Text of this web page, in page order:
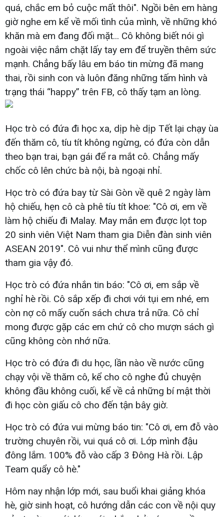
quá, chắc em bỏ cuộc mất thôi". Ngồi bên em hàng
giờ nghe em kể về mối tình của mình, về những khó
khăn mà em đang đối mặt... Cô không biết nói gì
ngoài việc nắm chặt lấy tay em để truyền thêm sức
mạnh. Chẳng bấy lâu em báo tin mừng đã mang
thai, rồi sinh con và luôn đăng những tấm hình và
trạng thái “happy” trên FB, cô thấy tạm an lòng.
Học trò có đứa đi học xa, dịp hè dịp Tết lại chạy ùa
đến thăm cô, tíu tít không ngừng, có đứa còn dẫn
theo bạn trai, bạn gái để ra mắt cô. Chẳng mấy
chốc cô lên chức bà nội, bà ngoại nhỉ.
Học trò có đứa bay từ Sài Gòn về quê 2 ngày làm
hộ chiếu, hẹn cô cà phê tíu tít khoe: "Cô ơi, em về
làm hộ chiếu đi Malay. May mắn em được lọt top
20 sinh viên Việt Nam tham gia Diễn đàn sinh viên
ASEAN 2019". Cô vui như thể mình cũng được
tham gia vậy đó.
Học trò có đứa nhắn tin báo: "Cô ơi, em sắp về
nghỉ hè rồi. Cô sắp xếp đi chơi với tụi em nhé, em
còn nợ cô mấy cuốn sách chưa trả nữa. Cô chỉ
mong được gặp các em chứ cô cho mượn sách gì
cũng không còn nhớ nữa.
Học trò có đứa đi du học, lần nào về nước cũng
chạy vội về thăm cô, kể cho cô nghe đủ chuyện
không đầu không cuối, kể về cả những bí mật thời
đi học còn giấu cô cho đến tận bây giờ.
Học trò có đứa vui mừng báo tin: "Cô ơi, em đỗ vào
trường chuyên rồi, vui quá cô ơi. Lớp mình đậu
đông lắm. 100% đỗ vào cấp 3 Đông Hà rồi. Lập
Team quẩy cô hè."
Hôm nay nhận lớp mới, sau buổi khai giảng khóa
hè, giờ sinh hoạt, cô hướng dẫn các con về nội quy